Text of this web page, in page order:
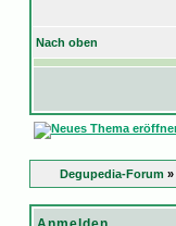
Nach oben
Degupedia-Forum »